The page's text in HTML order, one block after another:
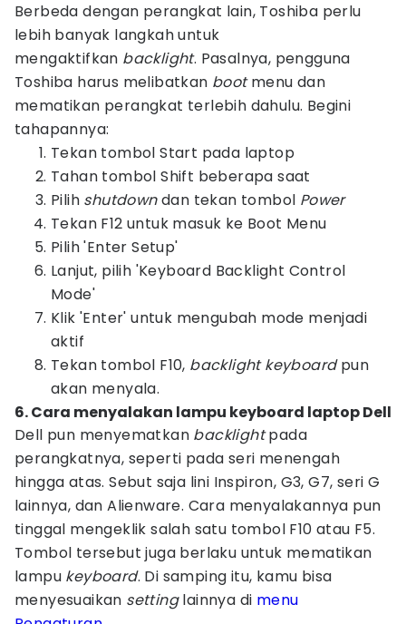
Berbeda dengan perangkat lain, Toshiba perlu
lebih banyak langkah untuk
mengaktifkan backlight. Pasalnya, pengguna
Toshiba harus melibatkan bootmenu dan
mematikan perangkat terlebih dahulu. Begini
tahapannya:
Tekan tombol Start pada laptop
Tahan tombol Shift beberapa saat
Pilih shutdowndan tekan tombol Power
Tekan F12 untuk masuk ke Boot Menu
Pilih 'Enter Setup'
Lanjut, pilih 'Keyboard Backlight Control
Mode'
Klik 'Enter' untuk mengubah mode menjadi
aktif
Tekan tombol F10, backlightkeyboardpun
akan menyala.
6. Cara menyalakan lampu keyboard laptop Dell
Dell pun menyematkan backlightpada
perangkatnya, seperti pada seri menengah
hingga atas. Sebut saja lini Inspiron, G3, G7, seri G
lainnya, dan Alienware. Cara menyalakannya pun
tinggal mengeklik salah satu tombol F10 atau F5.
Tombol tersebut juga berlaku untuk mematikan
lampu keyboard. Di samping itu, kamu bisa
menyesuaikan settinglainnya di menu